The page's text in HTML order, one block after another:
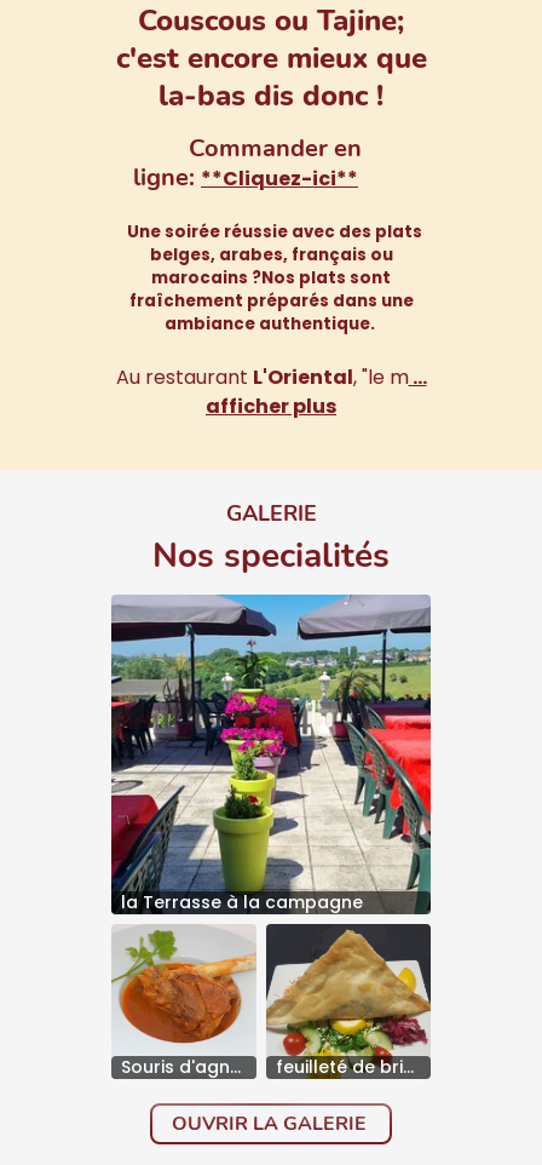
Couscous ou Tajine;
c'est encore mieux que
la-bas dis donc !
Commander en
ligne: **Cliquez-ici**
Une soirée réussie avec des plats
belges, arabes, français ou
marocains ?Nos plats sont
fraîchement préparés dans une
ambiance authentique.
Au restaurant L'Oriental, "le m…
afficher plus
GALERIE
Nos specialités
la Terrasse à la campagne
Souris d'agneau feuilleté de brik à l'oeuf
OUVRIR LA GALERIE